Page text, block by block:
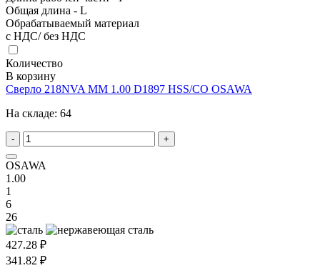
Общая длина - L
Обрабатываемый материал
с НДС/ без НДС
Количество
В корзину
Сверло 218NVA MM 1.00 D1897 HSS/CO OSAWA
На складе: 64
- +
OSAWA
1.00
1
6
26
427.28 ₽
341.82 ₽